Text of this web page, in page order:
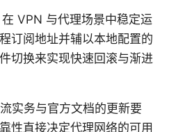
VPN 与代理场景中稳定运
订阅地址并辅以本地配置的
切换来实现快速回滚与渐进
实务与官方文档的更新要
性直接决定代理网络的可用